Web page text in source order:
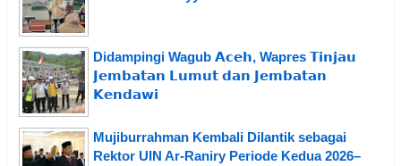
Didampingi Wagub 𝗔𝗰𝗲𝗵, Wapres 𝗧𝗶𝗻𝗷𝗮𝘂
𝗝𝗲𝗺𝗯𝗮𝘁𝗮𝗻 𝗟𝘂𝗺𝘂𝘁 𝗱𝗮𝗻 𝗝𝗲𝗺𝗯𝗮𝘁𝗮𝗻
𝗞𝗲𝗻𝗱𝗮𝘄𝗶
Mujiburrahman Kembali Dilantik sebagai
Rektor UIN Ar-Raniry Periode Kedua 2026–